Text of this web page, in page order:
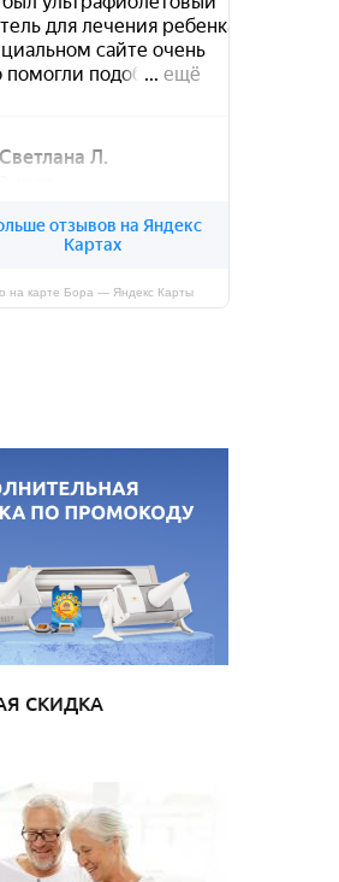
на карте Бора — Яндекс Карты
СКИДКА